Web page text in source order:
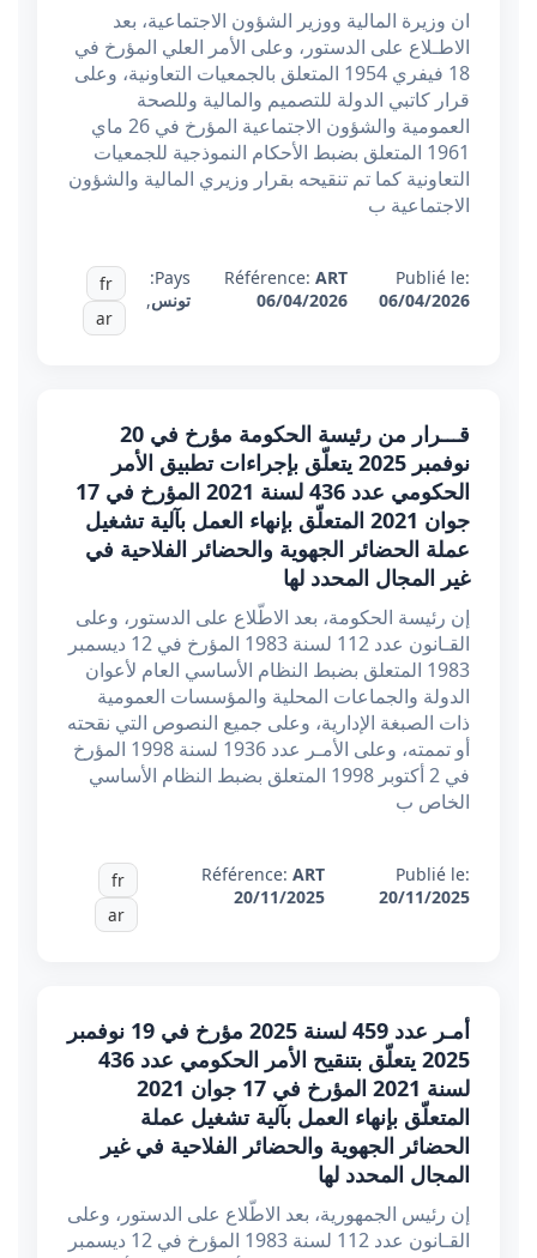
ان وزيرة المالية ووزير الشؤون الاجتماعية، بعد
الاطـلاع على الدستور، وعلى الأمر العلي المؤرخ في
18 فيفري 1954 المتعلق بالجمعيات التعاونية، وعلى
قرار كاتبي الدولة للتصميم والمالية وللصحة
العمومية والشؤون الاجتماعية المؤرخ في 26 ماي
1961 المتعلق بضبط الأحكام النموذجية للجمعيات
التعاونية كما تم تنقيحه بقرار وزيري المالية والشؤون
الاجتماعية ب
Publié le:
06/04/2026
Référence:ART
06/04/2026
Pays:
تونس,
fr
ar
قـــرار من رئيسة الحكومة مؤرخ في 20
نوفمبر 2025 يتعلّق بإجراءات تطبيق الأمر
الحكومي عدد 436 لسنة 2021 المؤرخ في 17
جوان 2021 المتعلّق بإنهاء العمل بآلية تشغيل
عملة الحضائر الجهوية والحضائر الفلاحية في
غير المجال المحدد لها
إن رئيسة الحكومة، بعد الاطّلاع على الدستور، وعلى
القـانون عدد 112 لسنة 1983 المؤرخ في 12 ديسمبر
1983 المتعلق بضبط النظام الأساسي العام لأعوان
الدولة والجماعات المحلية والمؤسسات العمومية
ذات الصبغة الإدارية، وعلى جميع النصوص التي نقحته
أو تممته، وعلى الأمـر عدد 1936 لسنة 1998 المؤرخ
في 2 أكتوبر 1998 المتعلق بضبط النظام الأساسي
الخاص ب
Publié le:
20/11/2025
Référence: ART
20/11/2025
fr
ar
أمـر عدد 459 لسنة 2025 مؤرخ في 19 نوفمبر
2025 يتعلّق بتنقيح الأمر الحكومي عدد 436
لسنة 2021 المؤرخ في 17 جوان 2021
المتعلّق بإنهاء العمل بآلية تشغيل عملة
الحضائر الجهوية والحضائر الفلاحية في غير
المجال المحدد لها
إن رئيس الجمهورية، بعد الاطّلاع على الدستور، وعلى
القـانون عدد 112 لسنة 1983 المؤرخ في 12 ديسمبر